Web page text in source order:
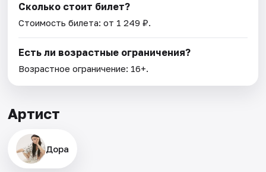
Сколько стоит билет?
Стоимость билета: от 1 249 ₽.
Есть ли возрастные ограничения?
Возрастное ограничение: 16+.
Артист
Дора